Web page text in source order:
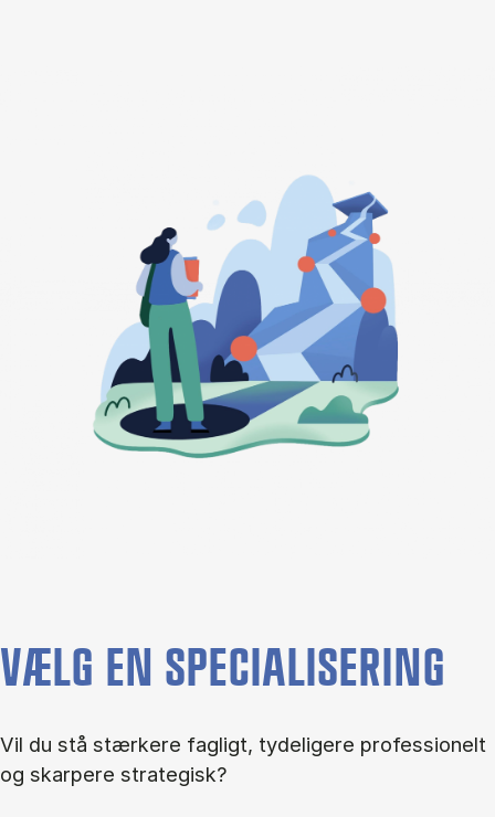
VÆLG EN SPECIALISERING
Vil du stå stær­ke­re fag­ligt, ty­de­li­ge­re pro­fes­sio­nelt
og skar­pe­re stra­te­gisk?